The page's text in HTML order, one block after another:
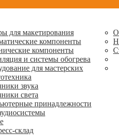
для макетирования
компоненты
компоненты
и системы обогрева
для мастерских
звука
света
принадлежности
склад
О